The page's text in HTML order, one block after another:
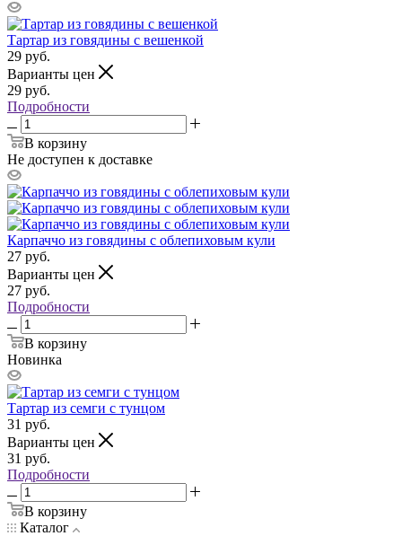
Тартар из говядины с вешенкой
29 руб.
Варианты цен
29 руб.
Подробности
В корзину
Не доступен к доставке
Карпаччо из говядины с облепиховым кули
27 руб.
Варианты цен
27 руб.
Подробности
В корзину
Новинка
Тартар из семги с тунцом
31 руб.
Варианты цен
31 руб.
Подробности
В корзину
Каталог